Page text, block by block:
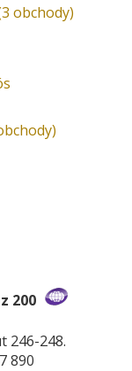
obchody)
200
246-248.
890